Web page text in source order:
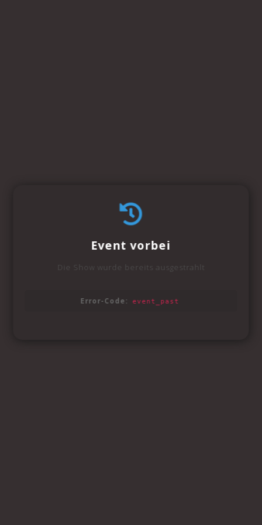
Event vorbei
Die Show wurde bereits ausgestrahlt
Error-Code: event_past